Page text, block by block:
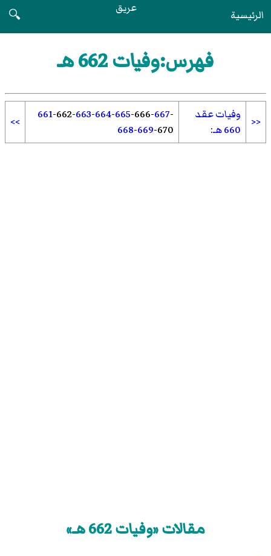
الرئيسية عريق
🔍
فهرس:وفيات 662 هـ
<<
وفيات عقد
660 هـ
:
661-662-663-664-665-666-667-
668-669-670
>>
مقالات «وفيات 662 هـ»